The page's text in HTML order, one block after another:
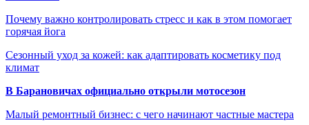
Почему важно контролировать стресс и как в этом помогает
горячая йога
Сезонный уход за кожей: как адаптировать косметику под
климат
В Барановичах официально открыли мотосезон
Малый ремонтный бизнес: с чего начинают частные мастера